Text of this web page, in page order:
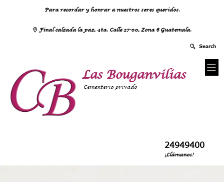
Para recordar y honrar a nuestros seres queridos.
Final calzada la paz, 4ta. Calle 27-00, Zona 6 Guatemala.
Las Bouganvilias
Cementerio privado
24949400
¡Llámanos!